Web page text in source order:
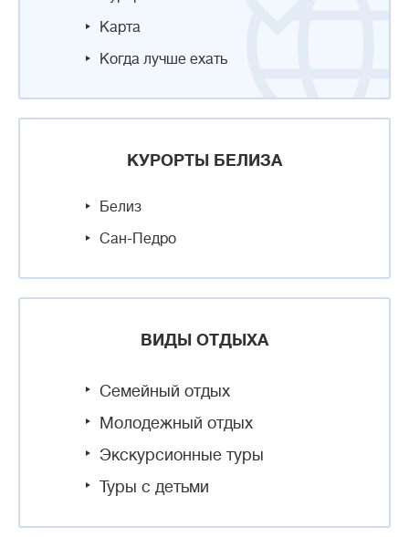
Карта
Когда лучше ехать
КУРОРТЫ БЕЛИЗА
Белиз
Сан-Педро
ВИДЫ ОТДЫХА
Семейный отдых
Молодежный отдых
Экскурсионные туры
Туры с детьми